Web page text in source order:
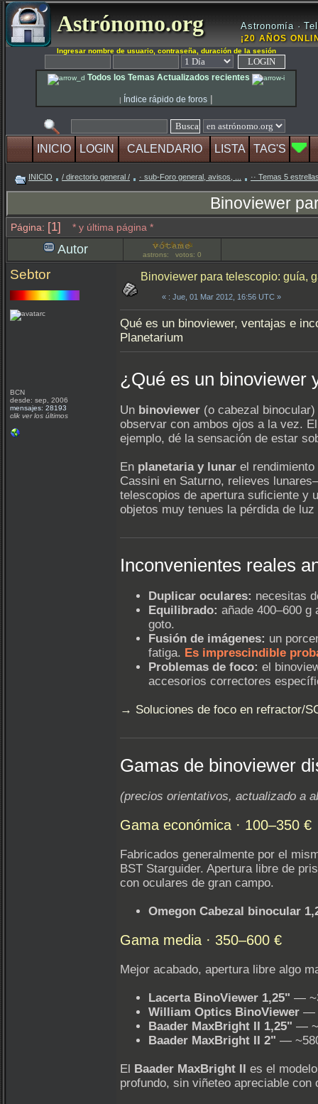
Astrónomo.org Astronomía ·
¡20 AÑOS
Ingresar nombre de usuario, contraseña, duración de la sesión
Todos los Temas Actualizados recientes
| Índice rápido de foros |
INICIO LOGIN CALENDARIO LISTA TAG'S
INICIO / directorio general / · sub-Foro general, avisos, ... ·· Temas 5
Binoviewer
Página: [1] * y última página *
Autor astrons: votos: 0
Sebtor
BCN
desde: sep, 2006
mensajes: 28193
clik ver los últimos
Binoviewer para telescopio: guía,
« : Jue, 01 Mar 2012, 16:56 UTC »
Qué es un binoviewer, ventajas e
Planetarium
¿Qué es un binoviewer
Un binoviewer (o cabezal
observar con ambos ojos a la vez.
ejemplo, dé la sensación de estar
En planetaria y lunar el
Cassini en Saturno, relieves
telescopios de apertura suficiente y
objetos muy tenues la pérdida de
Inconvenientes reales
Duplicar oculares: necesitas
Equilibrado: añade 400–600
goto.
Fusión de imágenes: un
fatiga. Es imprescindible
Problemas de foco: el
accesorios correctores
→ Soluciones de foco en refractor/
Gamas de binoviewer
(precios orientativos, actualizado a
Gama económica · 100–350 €
Fabricados generalmente por el
BST Starguider. Apertura libre de
con oculares de gran campo.
Omegon Cabezal binocular
Gama media · 350–600 €
Mejor acabado, apertura libre algo
Lacerta BinoViewer 1,25" —
William Optics BinoViewer —
Baader MaxBright II 1,25" —
Baader MaxBright II 2" —
El Baader MaxBright II
es el
profundo, sin viñeteo apreciable con